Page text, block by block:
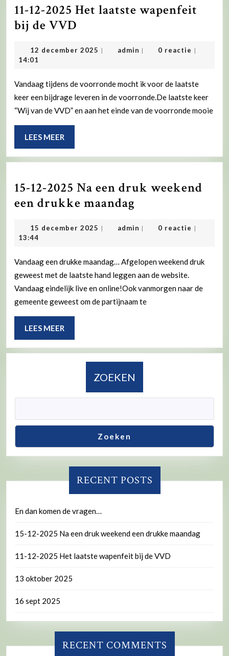
11-12-2025 Het laatste wapenfeit
bij de VVD
2025
laatste
wapenfeit
bij
12 december 2025 12
| admin admin
| 0 reactie |
14:01
Vandaag tijdens de voorronde mocht ik voor de laatste
keer een bijdrage leveren in de voorronde.De laatste keer
“Wij van de VVD” en aan het einde van de voorronde mooie
LEES MEER
MEER
15-12-2025 Na een druk weekend
een drukke maandag
2025
een
druk
weekend
een
15 december 2025 15
| admin admin
| 0 reactie |
13:44
Vandaag een drukke maandag… Afgelopen weekend druk
geweest met de laatste hand leggen aan de website.
Vandaag eindelijk live en online!Ook vanmorgen naar de
gemeente geweest om de partijnaam te
LEES MEER
MEER
ZOEKEN
Zoeken
RECENT POSTS
En dan komen de vragen…
15-12-2025 Na een druk weekend een drukke maandag
11-12-2025 Het laatste wapenfeit bij de VVD
13 oktober 2025
16 sept 2025
RECENT COMMENTS